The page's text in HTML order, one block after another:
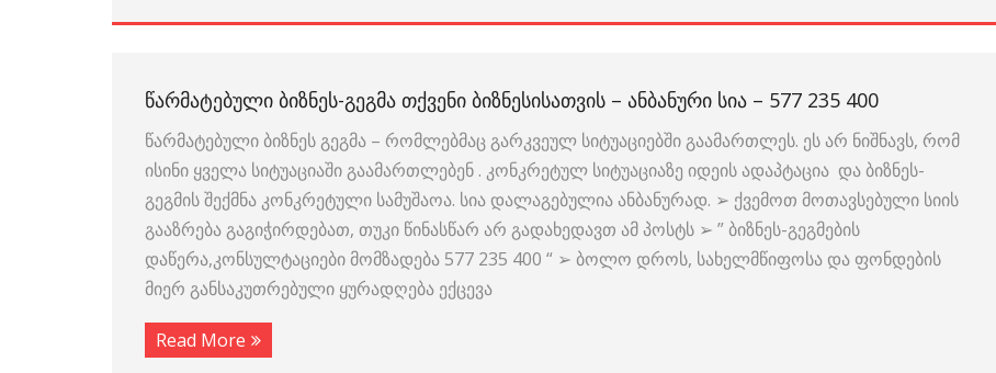
ᲬᲐᲠᲛᲐᲢᲔᲑᲣᲚᲘ ᲑᲘᲖᲜᲔᲡ-ᲒᲔᲒᲛᲐ ᲗᲥᲕᲔᲜᲘ ᲑᲘᲖᲜᲔᲡᲘᲡᲐᲗᲕᲘᲡ – ᲐᲜᲑᲐᲜᲣᲠᲘ ᲡᲘᲐ – 577 235 400
წარმატებული ბიზნეს გეგმა – რომლებმაც გარკვეულ სიტუაციებში გაამართლეს. ეს არ ნიშნავს, რომ
ისინი ყველა სიტუაციაში გაამართლებენ . კონკრეტულ სიტუაციაზე იდეის ადაპტაცია და ბიზნეს-
გეგმის შექმნა კონკრეტული სამუშაოა. სია დალაგებულია ანბანურად. ➢ ქვემოთ მოთავსებული სიის
გააზრება გაგიჭირდებათ, თუკი წინასწარ არ გადახედავთ ამ პოსტს ➢ ” ბიზნეს-გეგმების
დაწერა,კონსულტაციები მომზადება 577 235 400 “ ➢ ბოლო დროს, სახელმწიფოსა და ფონდების
მიერ განსაკუთრებული ყურადღება ექცევა
Read More